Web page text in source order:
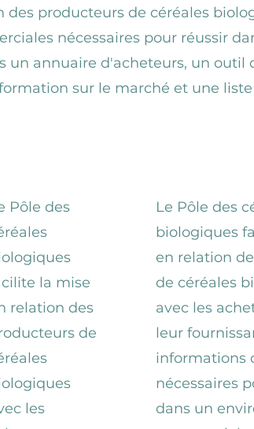
producteurs de céréales
nécessaires pour réussir
annuaire d'acheteurs, un outil
sur le marché et une
Pôle des
la mise
relation des
de
les
Le Pôle des
biologiques
en relation
de céréales
avec les
leur
informations
nécessaires
dans un